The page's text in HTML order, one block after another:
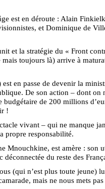
est en déroute : Alain
et Dominique de
et la stratégie du « Front
toujours là) arrive à
en passe de devenir la
De son action – dont on
budgétaire de 200 millions
!
vivant – qui ne manque
propre responsabilité.
Mnouchkine, est amère : son
déconnectée du reste des
(qui n’est plus toute jeune)
mais ne nous mets